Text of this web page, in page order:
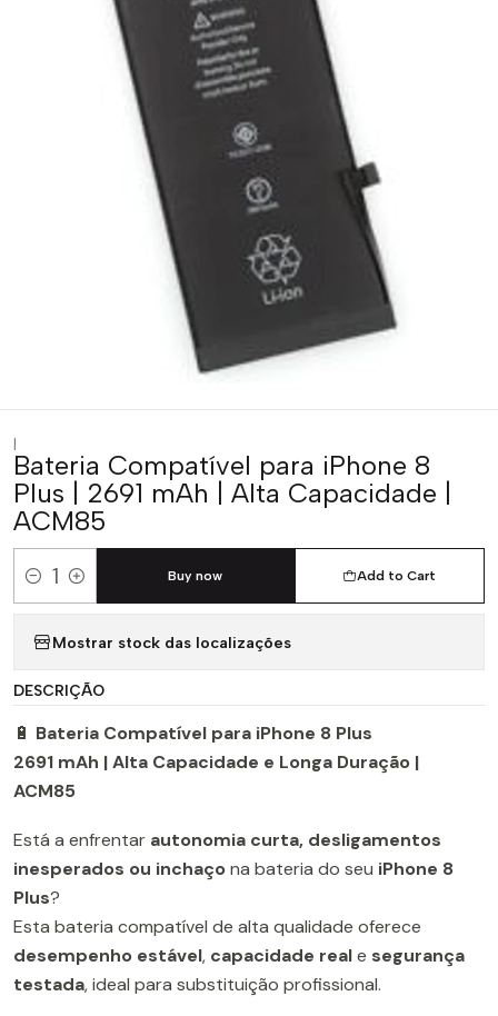
|
Bateria Compatível para iPhone 8
Plus | 2691 mAh | Alta Capacidade |
ACM85
Quantity
Add to Cart
Buy now
Mostrar stock das localizações
DESCRIÇÃO
🔋 Bateria Compatível para iPhone 8 Plus
2691 mAh | Alta Capacidade e Longa Duração |
ACM85
Está a enfrentar autonomia curta, desligamentos
inesperados ou inchaçona bateria do seu iPhone 8
Plus?
Esta bateria compatível de alta qualidade oferece
desempenho estável, capacidade reale segurança
testada, ideal para substituição profissional.